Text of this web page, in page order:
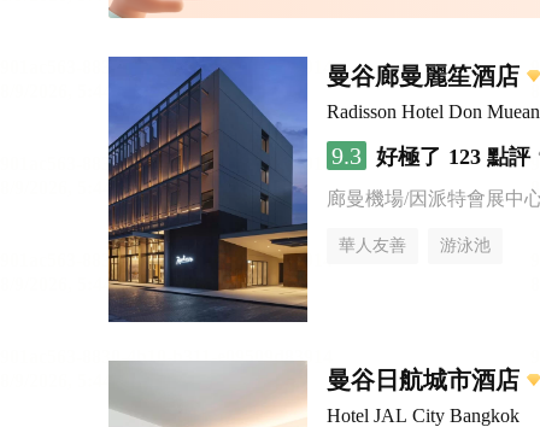
曼谷廊曼麗笙酒店
Radisson Hotel Don
9.3 好極了 123 點評
廊曼機場/因派特會展中
華人友善 游泳池
曼谷日航城市酒店
Hotel JAL City Bangkok